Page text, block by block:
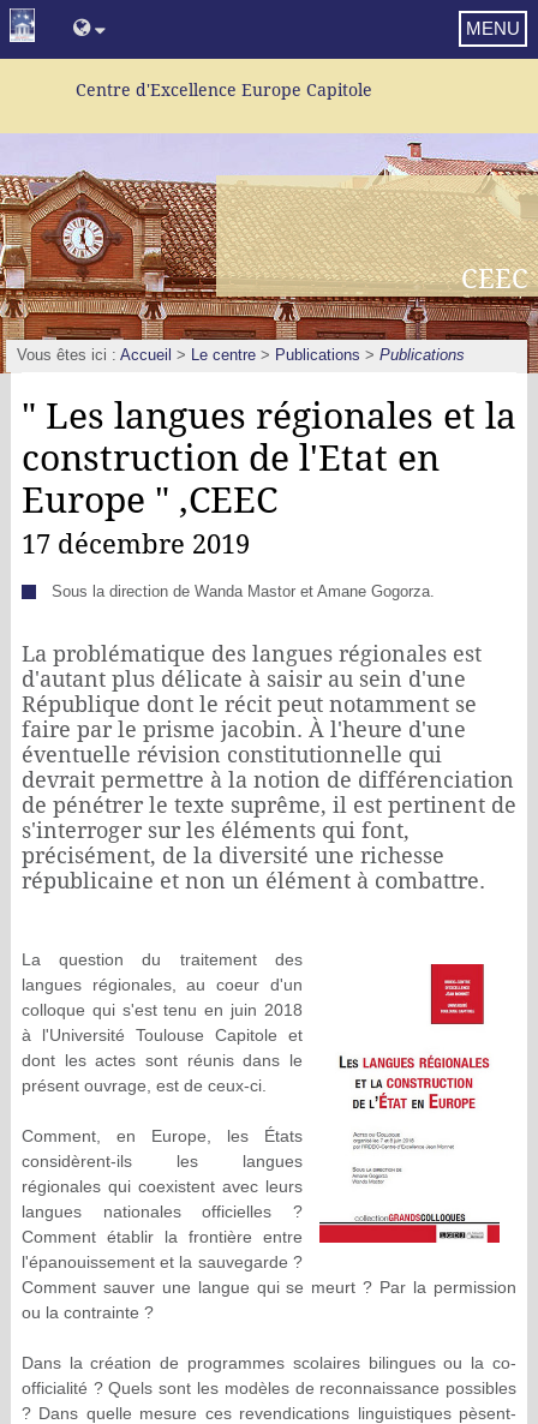
Centre d'Excellence Europe Capitole
MENU
CEEC
Vous êtes ici :Accueil > Le centre > Publications>Publications
" Les langues régionales et la
construction de l'Etat en
Europe " ,CEEC
17 décembre 2019
Sous la direction de Wanda Mastor et Amane Gogorza.
La problématique des langues régionales est
d'autant plus délicate à saisir au sein d'une
République dont le récit peut notamment se
faire par le prisme jacobin. À l'heure d'une
éventuelle révision constitutionnelle qui
devrait permettre à la notion de différenciation
de pénétrer le texte suprême, il est pertinent de
s'interroger sur les éléments qui font,
précisément, de la diversité une richesse
républicaine et non un élément à combattre.
La question du traitement des
langues régionales, au coeur d'un
colloque qui s'est tenu en juin 2018
à l'Université Toulouse Capitole et
dont les actes sont réunis dans le
présent ouvrage, est de ceux-ci.
Comment, en Europe, les États
considèrent-ils les langues
régionales qui coexistent avec leurs
langues nationales officielles ?
Comment établir la frontière entre
l'épanouissement et la sauvegarde ?
Comment sauver une langue qui se meurt ? Par la permission
ou la contrainte ?
Dans la création de programmes scolaires bilingues ou la co-
officialité ? Quels sont les modèles de reconnaissance possibles
? Dans quelle mesure ces revendications linguistiques pèsent-